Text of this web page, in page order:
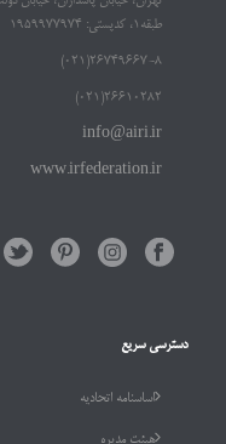
طبقه۱، کدپستی: ۱۹۵۹۹۷۷۹۷۴
۲۶۷۴۹۶۶۷-۸(۰۲۱)
۲۶۶۱۰۲۸۲(۰۲۱)
info@airi.ir
www.irfederation.ir
دسترسی سریع
اساسنامه اتحادیه
هیئت مدیره